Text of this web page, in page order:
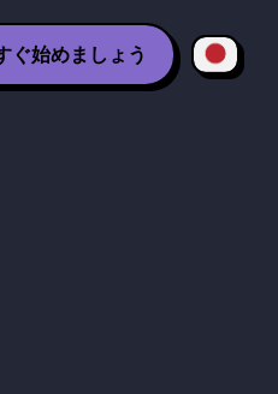
ぐ始めましょう